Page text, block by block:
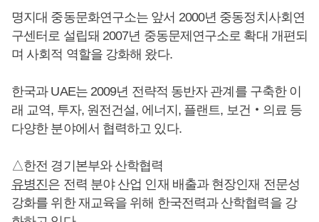
명지대 중동문화연구소는 앞서 2000년 중동정치사회연
구센터로 설립돼 2007년 중동문제연구소로 확대 개편되
며 사회적 역할을 강화해 왔다.
한국과 UAE는 2009년 전략적 동반자 관계를 구축한 이
래 교역, 투자, 원전건설, 에너지, 플랜트, 보건‧의료 등
다양한 분야에서 협력하고 있다.
△한전 경기본부와 산학협력
유병진은 전력 분야 산업 인재 배출과 현장인재 전문성
강화를 위한 재교육을 위해 한국전력과 산학협력을 강